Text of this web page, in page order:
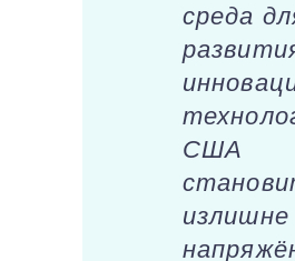
среда
США
излишне